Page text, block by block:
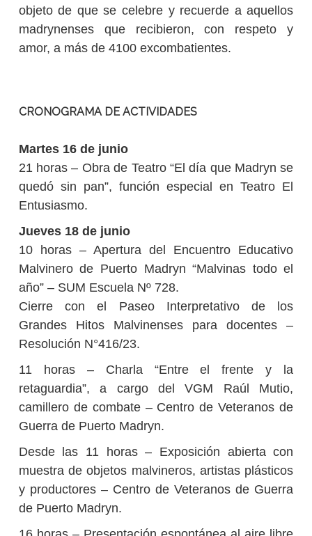
objeto de que se celebre y recuerde a aquellos
madrynenses que recibieron, con respeto y
amor, a más de 4100 excombatientes.
CRONOGRAMA DE ACTIVIDADES
Martes 16 de junio
21 horas – Obra de Teatro “El día que Madryn se
quedó sin pan”, función especial en Teatro El
Entusiasmo.
Jueves 18 de junio
10 horas – Apertura del Encuentro Educativo
Malvinero de Puerto Madryn “Malvinas todo el
año” – SUM Escuela Nº 728.
Cierre con el Paseo Interpretativo de los
Grandes Hitos Malvinenses para docentes –
Resolución N°416/23.
11 horas – Charla “Entre el frente y la
retaguardia”, a cargo del VGM Raúl Mutio,
camillero de combate – Centro de Veteranos de
Guerra de Puerto Madryn.
Desde las 11 horas – Exposición abierta con
muestra de objetos malvineros, artistas plásticos
y productores – Centro de Veteranos de Guerra
de Puerto Madryn.